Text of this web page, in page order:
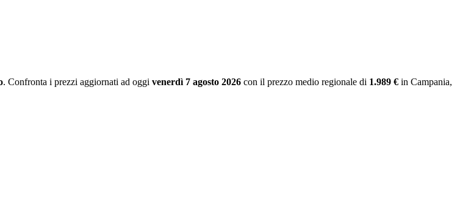
. Confronta i prezzi aggiornati ad oggi venerdì 7 agosto 2026 con il prezzo medio regionale di 1.989 € in Campania,